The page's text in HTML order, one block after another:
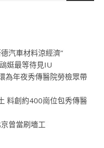
汽車材料涼經濟”
娗最等待見IU
為年夜秀傳醫院勞檢眾帶
料創約400崗位包秀傳醫
曾當刷墻工